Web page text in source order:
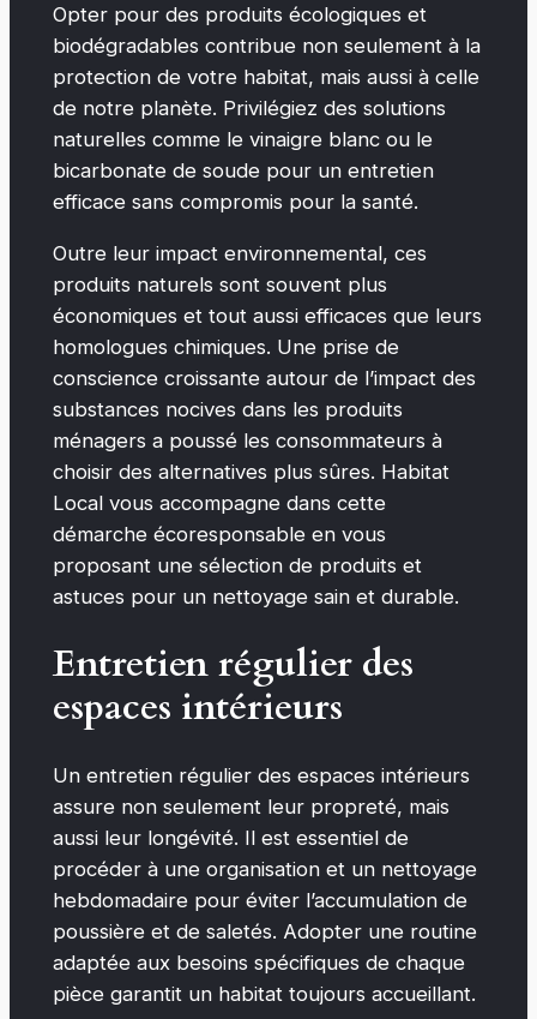
Opter pour des produits écologiques et
biodégradables contribue non seulement à la
protection de votre habitat, mais aussi à celle
de notre planète. Privilégiez des solutions
naturelles comme le vinaigre blanc ou le
bicarbonate de soude pour un entretien
efficace sans compromis pour la santé.
Outre leur impact environnemental, ces
produits naturels sont souvent plus
économiques et tout aussi efficaces que leurs
homologues chimiques. Une prise de
conscience croissante autour de l’impact des
substances nocives dans les produits
ménagers a poussé les consommateurs à
choisir des alternatives plus sûres. Habitat
Local vous accompagne dans cette
démarche écoresponsable en vous
proposant une sélection de produits et
astuces pour un nettoyage sain et durable.
Entretien régulier des
espaces intérieurs
Un entretien régulier des espaces intérieurs
assure non seulement leur propreté, mais
aussi leur longévité. Il est essentiel de
procéder à une organisation et un nettoyage
hebdomadaire pour éviter l’accumulation de
poussière et de saletés. Adopter une routine
adaptée aux besoins spécifiques de chaque
pièce garantit un habitat toujours accueillant.